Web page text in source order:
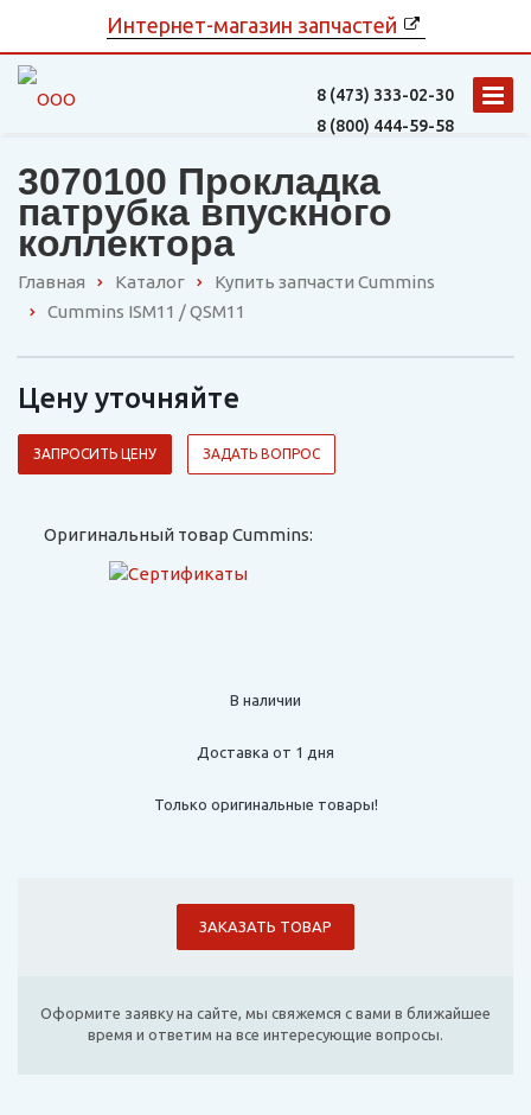
Интернет-магазин запчастей
8 (473) 333-02-30
8 (800) 444-59-58
3070100 Прокладка
патрубка впускного
коллектора
Главная Каталог
Купить запчасти Cummins
Cummins ISM11 / QSM11
Цену уточняйте
ЗАПРОСИТЬ ЦЕНУ ЗАДАТЬ ВОПРОС
Оригинальный товар Cummins:
В наличии
Доставка от 1 дня
Только оригинальные товары!
ЗАКАЗАТЬ ТОВАР
Оформите заявку на сайте, мы свяжемся с вами в ближайшее
время и ответим на все интересующие вопросы.